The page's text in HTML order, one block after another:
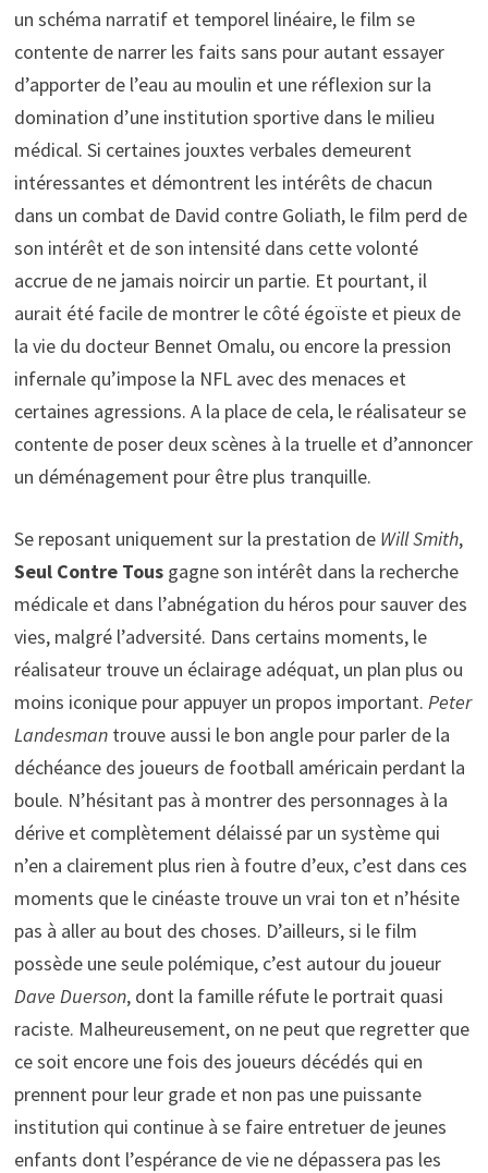
un schéma narratif et temporel linéaire, le film se
contente de narrer les faits sans pour autant essayer
d’apporter de l’eau au moulin et une réflexion sur la
domination d’une institution sportive dans le milieu
médical. Si certaines jouxtes verbales demeurent
intéressantes et démontrent les intérêts de chacun
dans un combat de David contre Goliath, le film perd de
son intérêt et de son intensité dans cette volonté
accrue de ne jamais noircir un partie. Et pourtant, il
aurait été facile de montrer le côté égoïste et pieux de
la vie du docteur Bennet Omalu, ou encore la pression
infernale qu’impose la NFL avec des menaces et
certaines agressions. A la place de cela, le réalisateur se
contente de poser deux scènes à la truelle et d’annoncer
un déménagement pour être plus tranquille.
Se reposant uniquement sur la prestation de Will Smith,
Seul Contre Tousgagne son intérêt dans la recherche
médicale et dans l’abnégation du héros pour sauver des
vies, malgré l’adversité. Dans certains moments, le
réalisateur trouve un éclairage adéquat, un plan plus ou
moins iconique pour appuyer un propos important. Peter
Landesmantrouve aussi le bon angle pour parler de la
déchéance des joueurs de football américain perdant la
boule. N’hésitant pas à montrer des personnages à la
dérive et complètement délaissé par un système qui
n’en a clairement plus rien à foutre d’eux, c’est dans ces
moments que le cinéaste trouve un vrai ton et n’hésite
pas à aller au bout des choses. D’ailleurs, si le film
possède une seule polémique, c’est autour du joueur
Dave Duerson, dont la famille réfute le portrait quasi
raciste. Malheureusement, on ne peut que regretter que
ce soit encore une fois des joueurs décédés qui en
prennent pour leur grade et non pas une puissante
institution qui continue à se faire entretuer de jeunes
enfants dont l’espérance de vie ne dépassera pas les